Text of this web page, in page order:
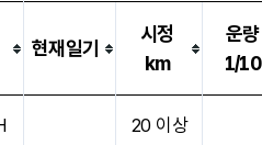
현재일기
시정
km
운량
1/10
20 이상